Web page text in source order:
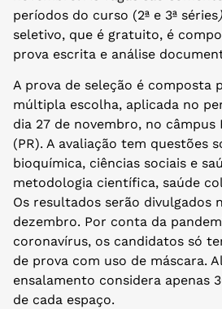
períodos do curso (2ª e 3ª séries)
seletivo, que é gratuito, é
prova escrita e análise
A prova de seleção é composta
múltipla escolha, aplicada no
dia 27 de novembro, no
(PR). A avaliação tem questões
bioquímica, ciências sociais e
metodologia científica, saúde
Os resultados serão divulgados
dezembro. Por conta da
coronavírus, os candidatos só
de prova com uso de máscara.
ensalamento considera apenas
de cada espaço.